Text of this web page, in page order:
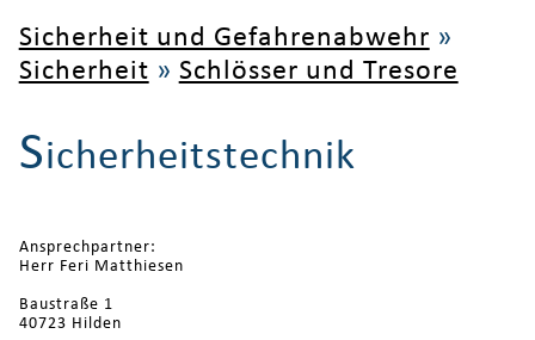
Sicherheit und Gefahrenabwehr »
Sicherheit » Schlösser und Tresore
Sicherheitstechnik
Ansprechpartner:
Herr Feri Matthiesen
Baustraße 1
40723 Hilden